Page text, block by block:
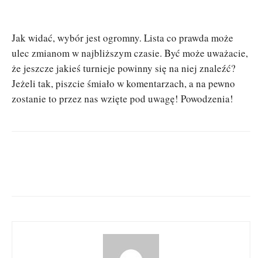
Jak widać, wybór jest ogromny. Lista co prawda może
ulec zmianom w najbliższym czasie. Być może uważacie,
że jeszcze jakieś turnieje powinny się na niej znaleźć?
Jeżeli tak, piszcie śmiało w komentarzach, a na pewno
zostanie to przez nas wzięte pod uwagę! Powodzenia!